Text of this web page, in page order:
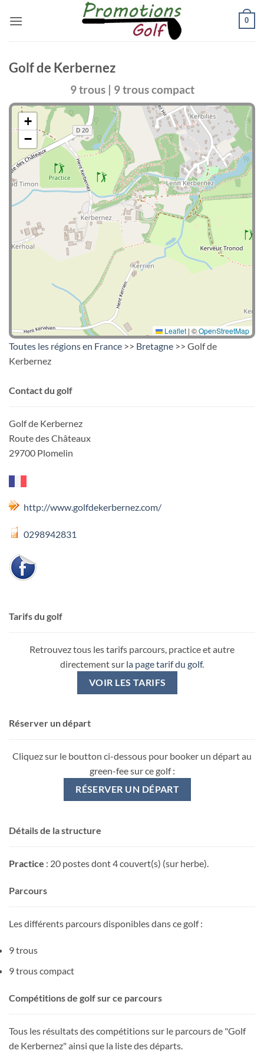
0
Golf de Kerbernez
9 trous | 9 trous compact
+
−
Leaflet | ©OpenStreetMap
Toutes les régions en France >> Bretagne >> Golf de
Kerbernez
Contact du golf
Golf de Kerbernez
Route des Châteaux
29700 Plomelin
http://www.golfdekerbernez.com/
0298942831
Tarifs du golf
Retrouvez tous les tarifs parcours, practice et autre
directement sur la page tarif du golf.
VOIR LES TARIFS
Réserver un départ
Cliquez sur le boutton ci-dessous pour booker un départ au
green-fee sur ce golf :
RÉSERVER UN DÉPART
Détails de la structure
Practice : 20 postes dont 4 couvert(s) (sur herbe).
Parcours
Les différents parcours disponibles dans ce golf :
9 trous
9 trous compact
Compétitions de golf sur ce parcours
Tous les résultats des compétitions sur le parcours de "Golf
de Kerbernez" ainsi que la liste des départs.